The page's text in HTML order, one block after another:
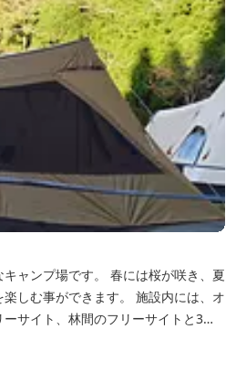
ャンプ場です。 春には桜が咲き、夏
できます。 施設内には、オ
サイト、林間のフリーサイトと3種
自然の中でのんびりとキャンプを楽